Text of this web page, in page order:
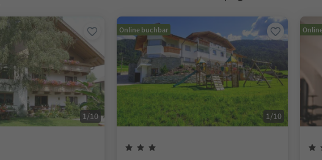
1/10
Online buchbar
1/10